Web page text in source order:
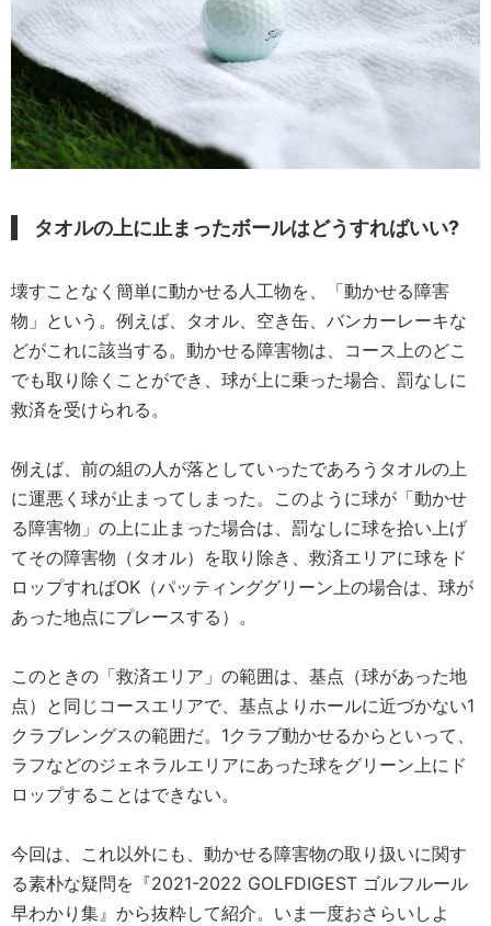
タオルの上に止まったボールはどうすればいい?
壊すことなく簡単に動かせる人工物を、「動かせる障害
物」という。例えば、タオル、空き缶、バンカーレーキな
どがこれに該当する。動かせる障害物は、コース上のどこ
でも取り除くことができ、球が上に乗った場合、罰なしに
救済を受けられる。
例えば、前の組の人が落としていったであろうタオルの上
に運悪く球が止まってしまった。このように球が「動かせ
る障害物」の上に止まった場合は、罰なしに球を拾い上げ
てその障害物（タオル）を取り除き、救済エリアに球をド
ロップすればOK（パッティンググリーン上の場合は、球が
あった地点にプレースする）。
このときの「救済エリア」の範囲は、基点（球があった地
点）と同じコースエリアで、基点よりホールに近づかない1
クラブレングスの範囲だ。1クラブ動かせるからといって、
ラフなどのジェネラルエリアにあった球をグリーン上にド
ロップすることはできない。
今回は、これ以外にも、動かせる障害物の取り扱いに関す
る素朴な疑問を『2021-2022 GOLFDIGEST ゴルフルール
早わかり集』から抜粋して紹介。いま一度おさらいしよ